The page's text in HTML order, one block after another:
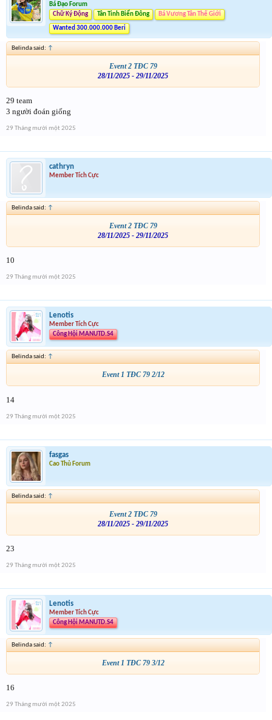
Bá Đạo Forum
Chữ Ký Động
Tân Tinh Biển Đông Bá Vương Tân Thế Giới
Wanted 300.000.000 Beri
Belinda said: ↑
Event 2 TĐC 79
28/11/2025 - 29/11/2025
29 team
3 người đoán giống
29 Tháng mười một 2025
cathryn
Member Tích Cực
Belinda said: ↑
Event 2 TĐC 79
28/11/2025 - 29/11/2025
10
29 Tháng mười một 2025
Lenotis
Member Tích Cực
Công Hội MANUTD.S4
Belinda said: ↑
Event 1 TĐC 79 2/12
14
29 Tháng mười một 2025
fasgas
Cao Thủ Forum
Belinda said: ↑
Event 2 TĐC 79
28/11/2025 - 29/11/2025
23
29 Tháng mười một 2025
Lenotis
Member Tích Cực
Công Hội MANUTD.S4
Belinda said: ↑
Event 1 TĐC 79 3/12
16
29 Tháng mười một 2025